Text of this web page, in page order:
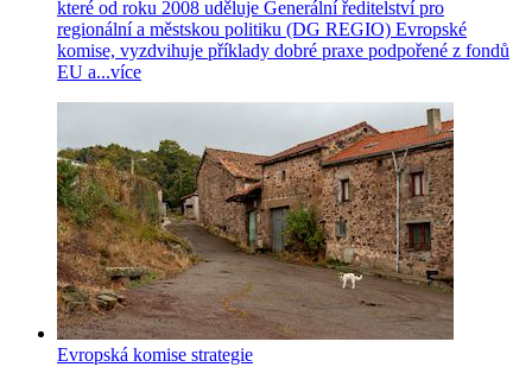
které od roku 2008 uděluje Generální ředitelství pro
regionální a městskou politiku (DG REGIO) Evropské
komise, vyzdvihuje příklady dobré praxe podpořené z fondů
EU a...více
Evropská komise strategie